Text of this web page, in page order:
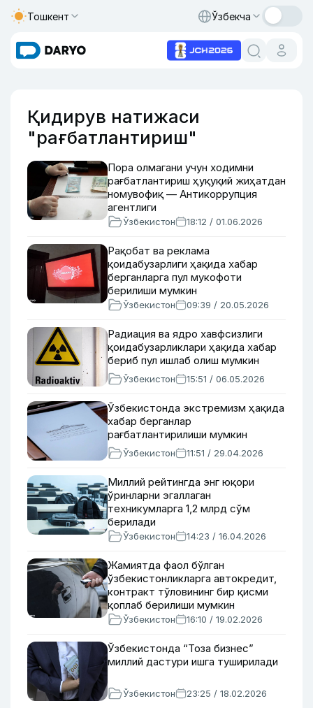
Тошкент Ўзбекча
Қидирув натижаси
"рағбатлантириш"
Пора олмагани учун ходимни
рағбатлантириш ҳуқуқий жиҳатдан
номувофиқ — Антикоррупция
агентлиги
Ўзбекистон 18:12 / 01.06.2026
Рақобат ва реклама
қоидабузарлиги ҳақида хабар
берганларга пул мукофоти
берилиши мумкин
Ўзбекистон 09:39 / 20.05.2026
Радиация ва ядро хавфсизлиги
қоидабузарликлари ҳақида хабар
бериб пул ишлаб олиш мумкин
Ўзбекистон 15:51 / 06.05.2026
Ўзбекистонда экстремизм ҳақида
хабар берганлар
рағбатлантирилиши мумкин
Ўзбекистон 11:51 / 29.04.2026
Миллий рейтингда энг юқори
ўринларни эгаллаган
техникумларга 1,2 млрд сўм
берилади
Ўзбекистон 14:23 / 16.04.2026
Жамиятда фаол бўлган
ўзбекистонликларга автокредит,
контракт тўловининг бир қисми
қоплаб берилиши мумкин
Ўзбекистон 16:10 / 19.02.2026
Ўзбекистонда “Тоза бизнес”
миллий дастури ишга туширилади
Ўзбекистон 23:25 / 18.02.2026